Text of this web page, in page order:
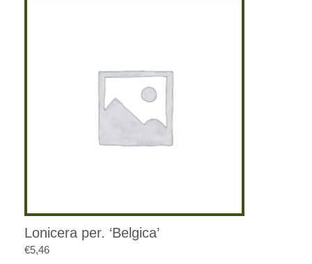
Lonicera per. ‘Belgica’
€5,46